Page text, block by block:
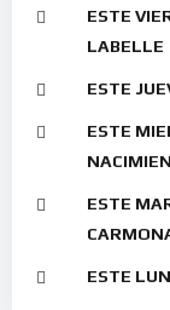
ESTE
LABELLE
ESTE
ESTE
ESTE
ESTE